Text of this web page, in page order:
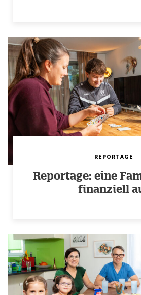
REPORTAGE
Reportage: eine
finanziell